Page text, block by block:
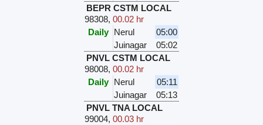
BEPR CSTM LOCAL
98308,00.02 hr
Daily Nerul
05:00
Juinagar
05:02
PNVL CSTM LOCAL
98008,00.02 hr
Daily Nerul
05:11
Juinagar
05:13
PNVL TNA LOCAL
99004,00.03 hr